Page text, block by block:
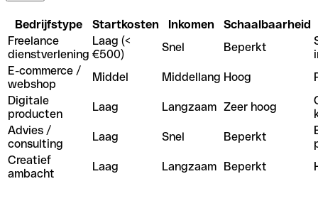
Bedrijfstype Startkosten Inkomen
Schaalbaarheid
Freelance
dienstverlening
Laag (<
€500)
Snel Beperkt
E-commerce /
webshop
Middel Middellang Hoog
Digitale
producten
Laag Langzaam Zeer hoog
Advies /
consulting
Laag Snel Beperkt
Creatief
ambacht
Laag Langzaam Beperkt